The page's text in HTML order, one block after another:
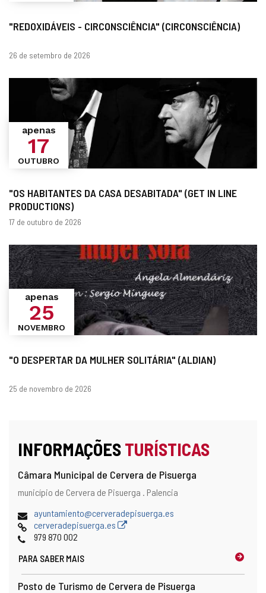
"REDOXIDÁVEIS ​​- CIRCONSCIÊNCIA" (CIRCONSCIÊNCIA)
datas
26 de setembro de 2026
"OS HABITANTES DA CASA DESABITADA" (GET IN LINE
PRODUCTIONS)
apenas
17
OUTUBRO
datas
17 de outubro de 2026
"O DESPERTAR DA MULHER SOLITÁRIA" (ALDIAN)
apenas
25
NOVEMBRO
datas
25 de novembro de 2026
INFORMAÇÕESTURÍSTICAS
Câmara Municipal de Cervera de Pisuerga
Endereço
Endereço
município de Cervera de Pisuerga . Palencia
Endereço
de
email
ayuntamiento@cerveradepisuerga.es
Pagina
web
cerveradepisuerga.es
Telefones
979 870 002
PARA SABER MAIS
Posto de Turismo de Cervera de Pisuerga